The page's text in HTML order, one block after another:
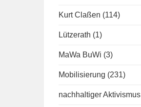
Kurt Claßen (114)
Lützerath (1)
MaWa BuWi (3)
Mobilisierung (231)
nachhaltiger Aktivismus